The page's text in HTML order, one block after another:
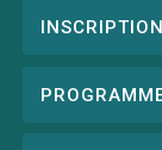
Conference
INSCRIPTION